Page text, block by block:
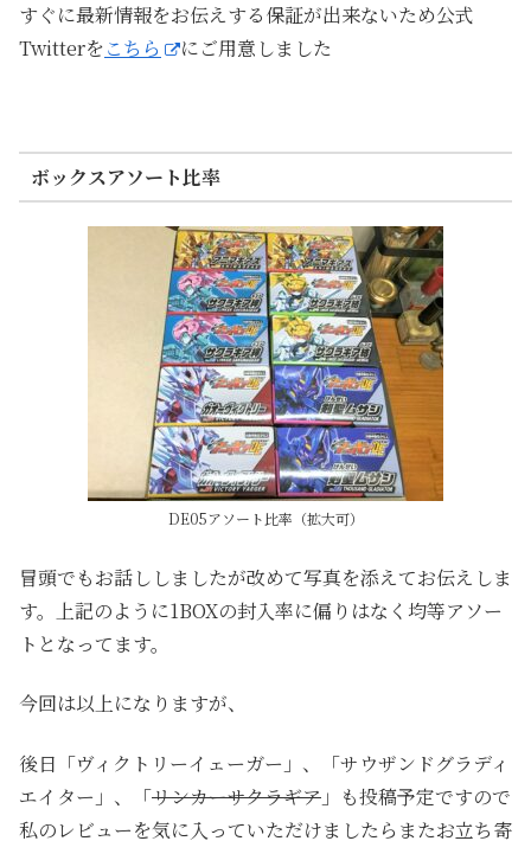
すぐに最新情報をお伝えする保証が出来ないため公式
Twitterをこちら にご用意しました
ボックスアソート比率
DE05アソート比率（拡大可）
冒頭でもお話ししましたが改めて写真を添えてお伝えしま
す。上記のように1BOXの封入率に偏りはなく均等アソー
トとなってます。
今回は以上になりますが、
後日「ヴィクトリーイェーガー」、「サウザンドグラディ
エイター」、「リンカーサクラギア 」も投稿予定ですので
私のレビューを気に入っていただけましたらまたお立ち寄